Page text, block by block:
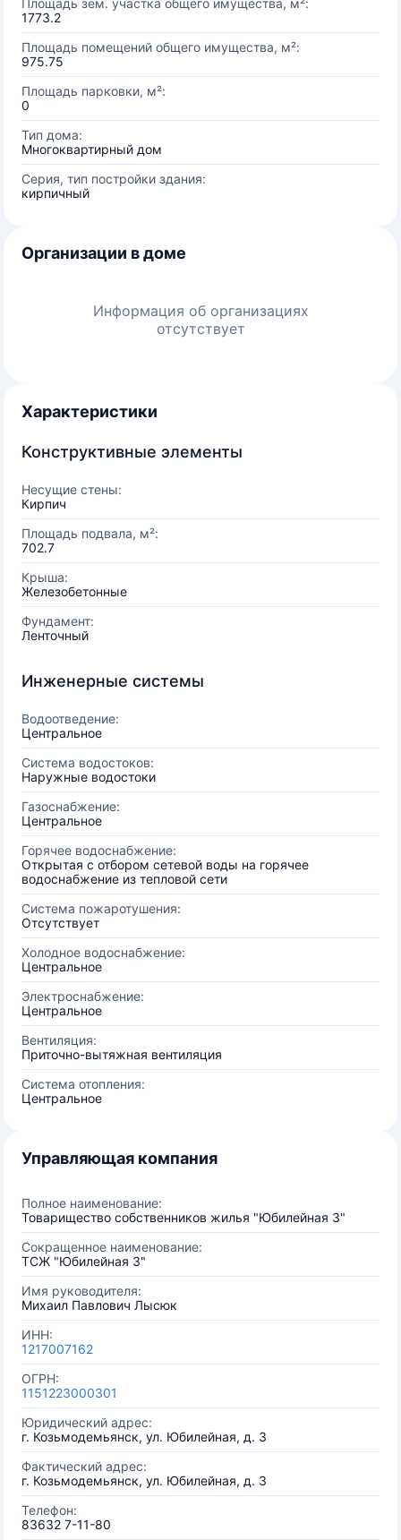
Площадь зем. участка общего имущества, м²:
1773.2
Площадь помещений общего имущества, м²:
975.75
Площадь парковки, м²:
0
Тип дома:
Многоквартирный дом
Серия, тип постройки здания:
кирпичный
Организации в доме
Информация об организациях
отсутствует
Характеристики
Конструктивные элементы
Несущие стены:
Кирпич
Площадь подвала, м²:
702.7
Крыша:
Железобетонные
Фундамент:
Ленточный
Инженерные системы
Водоотведение:
Центральное
Система водостоков:
Наружные водостоки
Газоснабжение:
Центральное
Горячее водоснабжение:
Открытая с отбором сетевой воды на горячее
водоснабжение из тепловой сети
Система пожаротушения:
Отсутствует
Холодное водоснабжение:
Центральное
Электроснабжение:
Центральное
Вентиляция:
Приточно-вытяжная вентиляция
Система отопления:
Центральное
Управляющая компания
Полное наименование:
Товарищество собственников жилья "Юбилейная 3"
Сокращенное наименование:
ТСЖ "Юбилейная 3"
Имя руководителя:
Михаил Павлович Лысюк
ИНН:
1217007162
ОГРН:
1151223000301
Юридический адрес:
г. Козьмодемьянск, ул. Юбилейная, д. 3
Фактический адрес:
г. Козьмодемьянск, ул. Юбилейная, д. 3
Телефон:
83632 7-11-80